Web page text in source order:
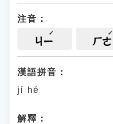
注音：
ㄐㄧ ㄏㄜ
漢語拼音：
jí hé
解釋：